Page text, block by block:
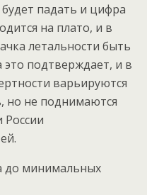
падать и цифра
на плато, и в
летальности быть
это подтверждает, и в
варьируются
но не поднимаются
до минимальных